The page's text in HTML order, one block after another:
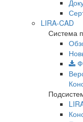
LIRA-CAD
Система